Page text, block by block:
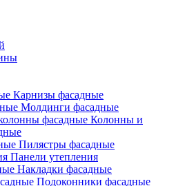
Карнизы фасадные
Молдинги фасадные
Колонны и
Пилястры фасадные
Панели утепления
Накладки фасадные
Подоконники фасадные